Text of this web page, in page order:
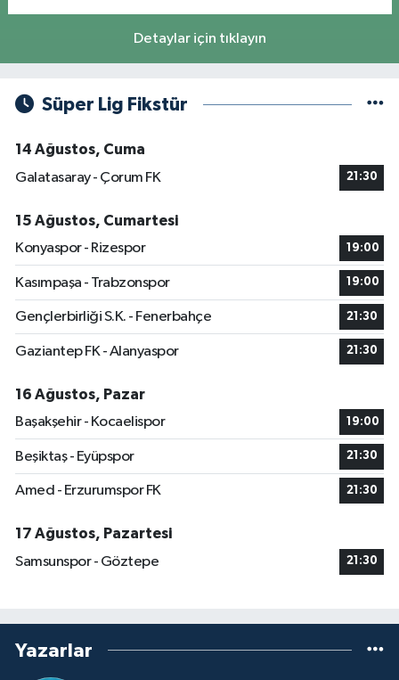
Detaylar için tıklayın
Süper Lig Fikstür
14 Ağustos, Cuma
Galatasaray - Çorum FK
21:30
15 Ağustos, Cumartesi
Konyaspor - Rizespor
19:00
Kasımpaşa - Trabzonspor 19:00
Gençlerbirliği S.K. - Fenerbahçe 21:30
Gaziantep FK - Alanyaspor 21:30
16 Ağustos, Pazar
Başakşehir - Kocaelispor
19:00
Beşiktaş - Eyüpspor 21:30
Amed - Erzurumspor FK 21:30
17 Ağustos, Pazartesi
Samsunspor - Göztepe
21:30
Yazarlar